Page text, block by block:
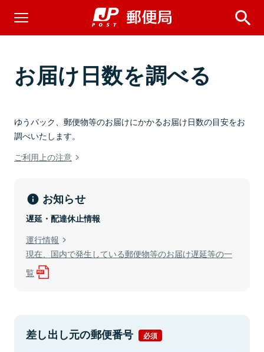
お届け日数を調べる
ゆうパック、郵便物等のお届けにかかるお届け日数の目安をお
調べいたします。
ご利用上の注意
お知らせ
遅延・配達休止情報
運行情報
現在、国内で発生している郵便物等のお届け遅延等の一
覧
差し出し元の郵便番号 必須